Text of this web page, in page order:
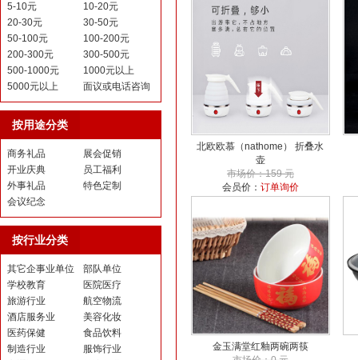
5-10元
10-20元
20-30元
30-50元
50-100元
100-200元
200-300元
300-500元
500-1000元
1000元以上
5000元以上
面议或电话咨询
按用途分类
商务礼品
展会促销
开业庆典
员工福利
外事礼品
特色定制
会议纪念
按行业分类
其它企事业单位
部队单位
学校教育
医院医疗
旅游行业
航空物流
酒店服务业
美容化妆
医药保健
食品饮料
制造行业
服饰行业
北欧欧慕（nathome） 折叠水
壶
市场价：159 元
会员价： 订单询价
金玉满堂红釉两碗两筷